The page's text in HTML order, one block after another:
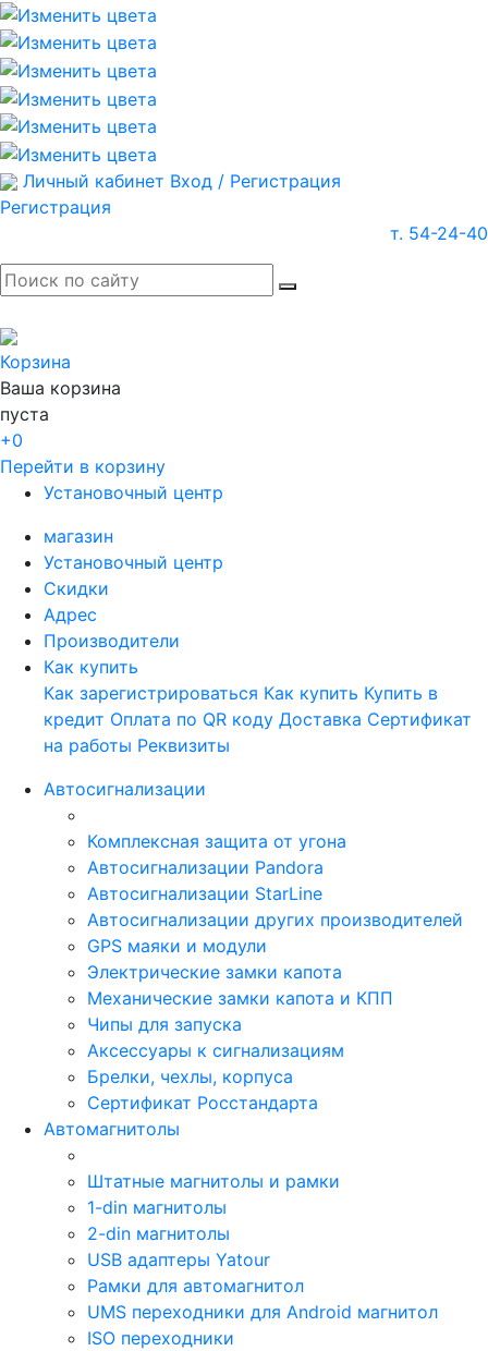
Личный кабинет Вход / Регистрация
Регистрация
т. 54-24-40
Корзина
Ваша корзина
пуста
+0
Перейти в корзину
Установочный центр
магазин
Установочный центр
Скидки
Адрес
Производители
Как купить
Как зарегистрироваться Как купить Купить в
кредит Оплата по QR коду Доставка Сертификат
на работы Реквизиты
Автосигнализации
Комплексная защита от угона
Автосигнализации Pandora
Автосигнализации StarLine
Автосигнализации других производителей
GPS маяки и модули
Электрические замки капота
Механические замки капота и КПП
Чипы для запуска
Аксессуары к сигнализациям
Брелки, чехлы, корпуса
Сертификат Росстандарта
Автомагнитолы
Штатные магнитолы и рамки
1-din магнитолы
2-din магнитолы
USB адаптеры Yatour
Рамки для автомагнитол
UMS переходники для Android магнитол
ISO переходники